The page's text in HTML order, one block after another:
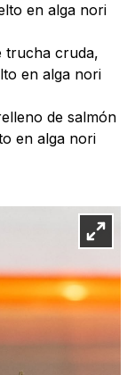
en alga nori
trucha cruda,
en alga nori
de salmón
en alga nori